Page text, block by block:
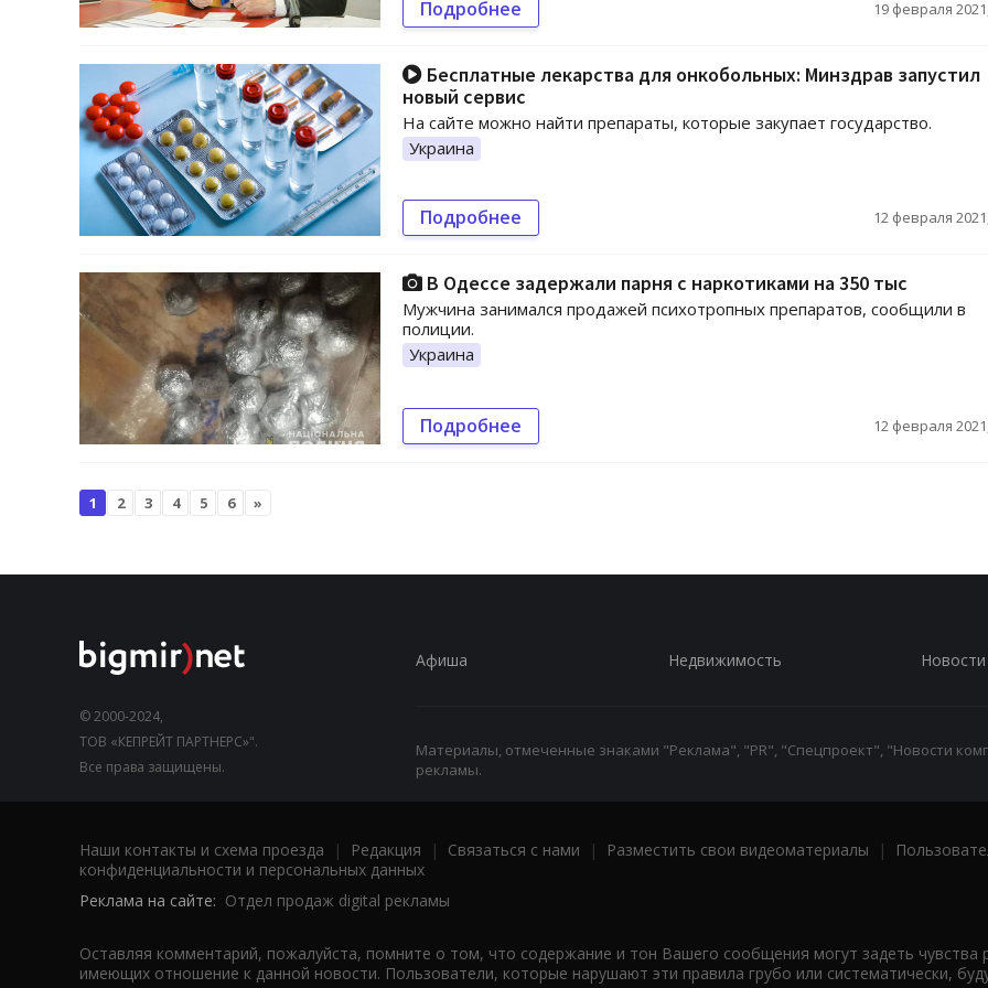
Подробнее 19 февраля
Бесплатные лекарства для онкобольных: Минздрав запустил
новый сервис
На сайте можно найти препараты, которые закупает государство.
Украина
Подробнее 12 февраля
В Одессе задержали парня с наркотиками на 350 тыс
Мужчина занимался продажей психотропных препаратов, сообщили в
полиции.
Украина
Подробнее 12 февраля
1 2 3 4 5 6 »
© 2000-2024,
ТОВ «КЕПРЕЙТ ПАРТНЕРС»".
Все права защищены.
Афиша Недвижимость Новости
Материалы, отмеченные знаками "Реклама", "PR", "Спецпроект", "Новости
рекламы.
Наши контакты и схема проезда | Редакция | Связаться с нами | Разместить свои видеоматериалы |
конфиденциальности и персональных данных
Реклама на сайте: Отдел продаж digital рекламы
Оставляя комментарий, пожалуйста, помните о том, что содержание и тон Вашего сообщения могут задеть чувства
имеющих отношение к данной новости. Пользователи, которые нарушают эти правила грубо или систематически,